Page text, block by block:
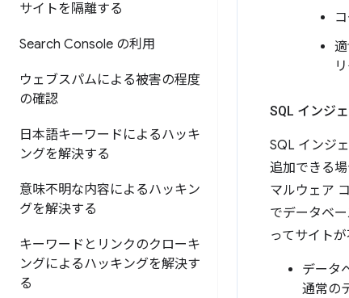
サイトを隔離する
Search Console の利用
ウェブスパムによる被害の程度
の確認
日本語キーワードによるハッキ
ングを解決する
意味不明な内容によるハッキン
グを解決する
キーワードとリンクのクローキ
ングによるハッキングを解決す
る
SQL インジ
SQL インジ
追加できる
マルウェア
でデータベ
ってサイト
データ
通常の